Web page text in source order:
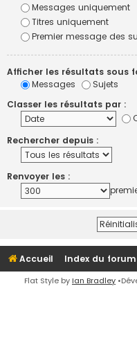
Messages uniquement
Titres uniquement
Premier message des
Afficher les résultats sous
Messages
Sujets
Classer les résultats par :
Rechercher depuis :
Renvoyer les :
Accueil Index du forum
Flat Style by Ian Bradley